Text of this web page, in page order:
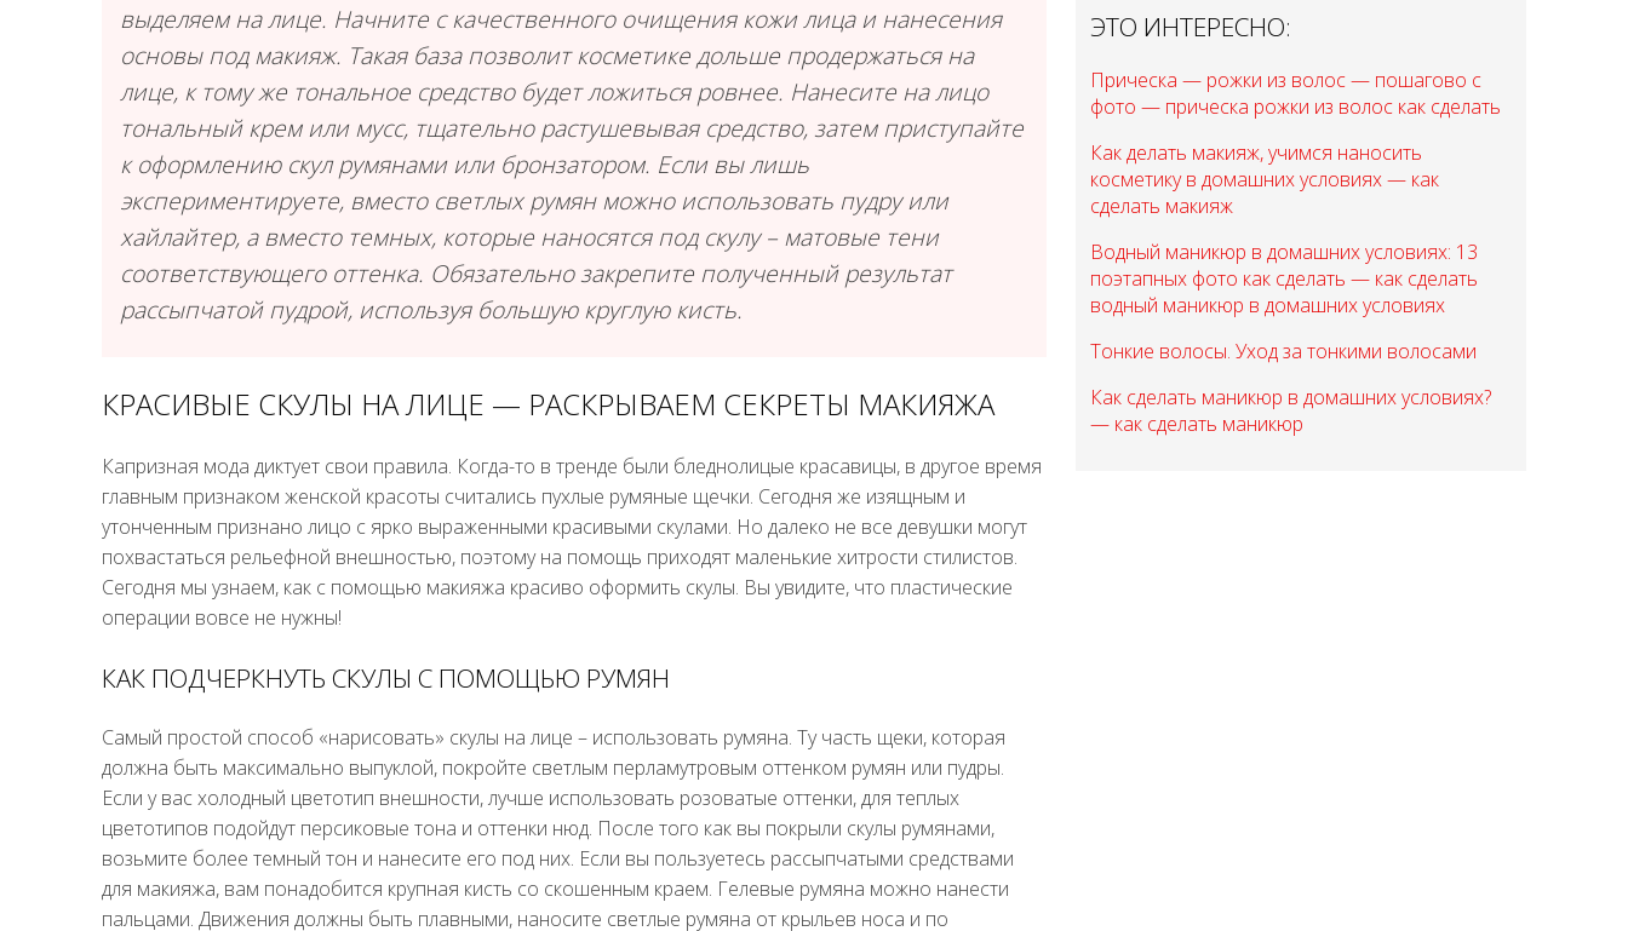
выделяем на лице. Начните с качественного очищения кожи лица и нанесения
основы под макияж. Такая база позволит косметике дольше продержаться на
лице, к тому же тональное средство будет ложиться ровнее. Нанесите на лицо
тональный крем или мусс, тщательно растушевывая средство, затем приступайте
к оформлению скул румянами или бронзатором. Если вы лишь
экспериментируете, вместо светлых румян можно использовать пудру или
хайлайтер, а вместо темных, которые наносятся под скулу – матовые тени
соответствующего оттенка. Обязательно закрепите полученный результат
рассыпчатой пудрой, используя большую круглую кисть.
КРАСИВЫЕ СКУЛЫ НА ЛИЦЕ — РАСКРЫВАЕМ СЕКРЕТЫ МАКИЯЖА
Капризная мода диктует свои правила. Когда-то в тренде были бледнолицые красавицы, в другое время
главным признаком женской красоты считались пухлые румяные щечки. Сегодня же изящным и
утонченным признано лицо с ярко выраженными красивыми скулами. Но далеко не все девушки могут
похвастаться рельефной внешностью, поэтому на помощь приходят маленькие хитрости стилистов.
Сегодня мы узнаем, как с помощью макияжа красиво оформить скулы. Вы увидите, что пластические
операции вовсе не нужны!
КАК ПОДЧЕРКНУТЬ СКУЛЫ С ПОМОЩЬЮ РУМЯН
Самый простой способ «нарисовать» скулы на лице – использовать румяна. Ту часть щеки, которая
должна быть максимально выпуклой, покройте светлым перламутровым оттенком румян или пудры.
Если у вас холодный цветотип внешности, лучше использовать розоватые оттенки, для теплых
цветотипов подойдут персиковые тона и оттенки нюд. После того как вы покрыли скулы румянами,
возьмите более темный тон и нанесите его под них. Если вы пользуетесь рассыпчатыми средствами
для макияжа, вам понадобится крупная кисть со скошенным краем. Гелевые румяна можно нанести
пальцами. Движения должны быть плавными, наносите светлые румяна от крыльев носа и по
ЭТО ИНТЕРЕСНО:
Прическа — рожки из волос — пошагово с
фото — прическа рожки из волос как сделать
Как делать макияж, учимся наносить
косметику в домашних условиях — как
сделать макияж
Водный маникюр в домашних условиях: 13
поэтапных фото как сделать — как сделать
водный маникюр в домашних условиях
Тонкие волосы. Уход за тонкими волосами
Как сделать маникюр в домашних условиях?
— как сделать маникюр